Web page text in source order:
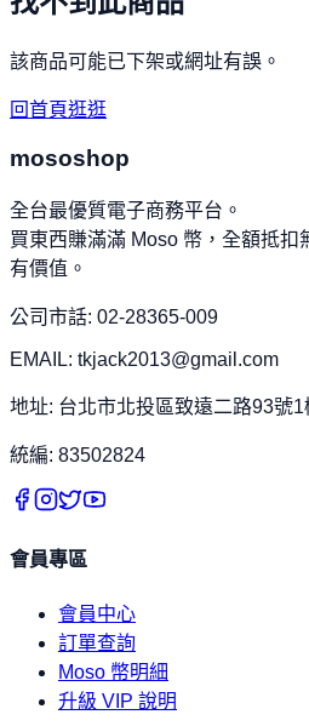
該商品可能已下架或網址有誤。
回首頁逛逛
mososhop
全台最優質電子商務平台。
買東西賺滿滿 Moso 幣，全額抵扣
有價值。
公司市話: 02-28365-009
EMAIL: tkjack2013@gmail.com
地址: 台北市北投區致遠二路93號1
統編: 83502824
會員專區
會員中心
訂單查詢
Moso 幣明細
升級 VIP 說明